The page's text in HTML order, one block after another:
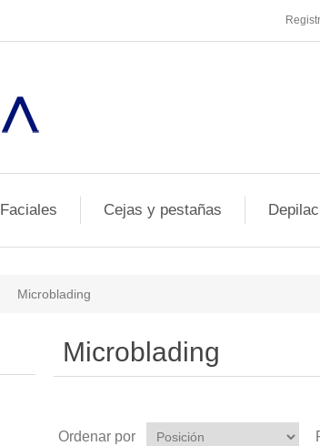
Faciales Cejas y pestañas
Microblading
Microblading
Ordenar por